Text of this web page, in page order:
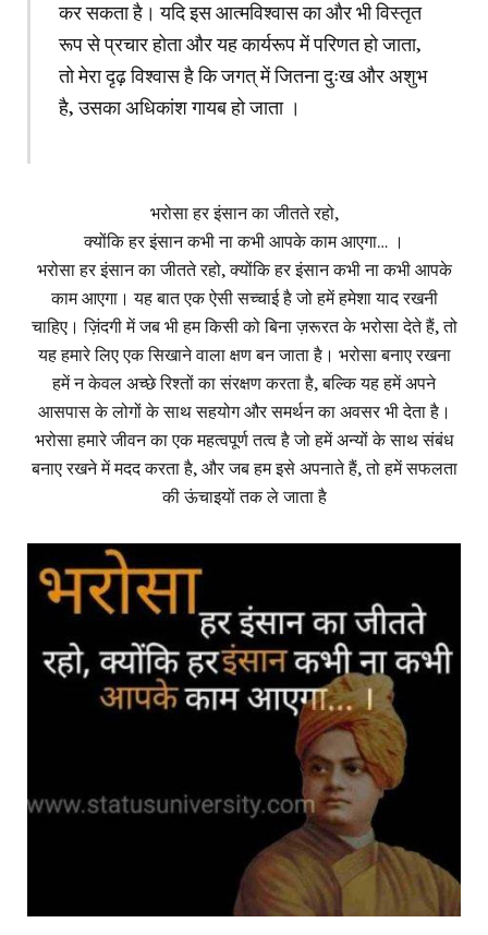
कर सकता है। यदि इस आत्मविश्वास का और भी विस्तृत
रूप से प्रचार होता और यह कार्यरूप में परिणत हो जाता,
तो मेरा दृढ़ विश्वास है कि जगत् में जितना दुःख और अशुभ
है, उसका अधिकांश गायब हो जाता ।
भरोसा हर इंसान का जीतते रहो,
क्योंकि हर इंसान कभी ना कभी आपके काम आएगा… ।
भरोसा हर इंसान का जीतते रहो, क्योंकि हर इंसान कभी ना कभी आपके
काम आएगा। यह बात एक ऐसी सच्चाई है जो हमें हमेशा याद रखनी
चाहिए। ज़िंदगी में जब भी हम किसी को बिना ज़रूरत के भरोसा देते हैं, तो
यह हमारे लिए एक सिखाने वाला क्षण बन जाता है। भरोसा बनाए रखना
हमें न केवल अच्छे रिश्तों का संरक्षण करता है, बल्कि यह हमें अपने
आसपास के लोगों के साथ सहयोग और समर्थन का अवसर भी देता है।
भरोसा हमारे जीवन का एक महत्वपूर्ण तत्व है जो हमें अन्यों के साथ संबंध
बनाए रखने में मदद करता है, और जब हम इसे अपनाते हैं, तो हमें सफलता
की ऊंचाइयों तक ले जाता है